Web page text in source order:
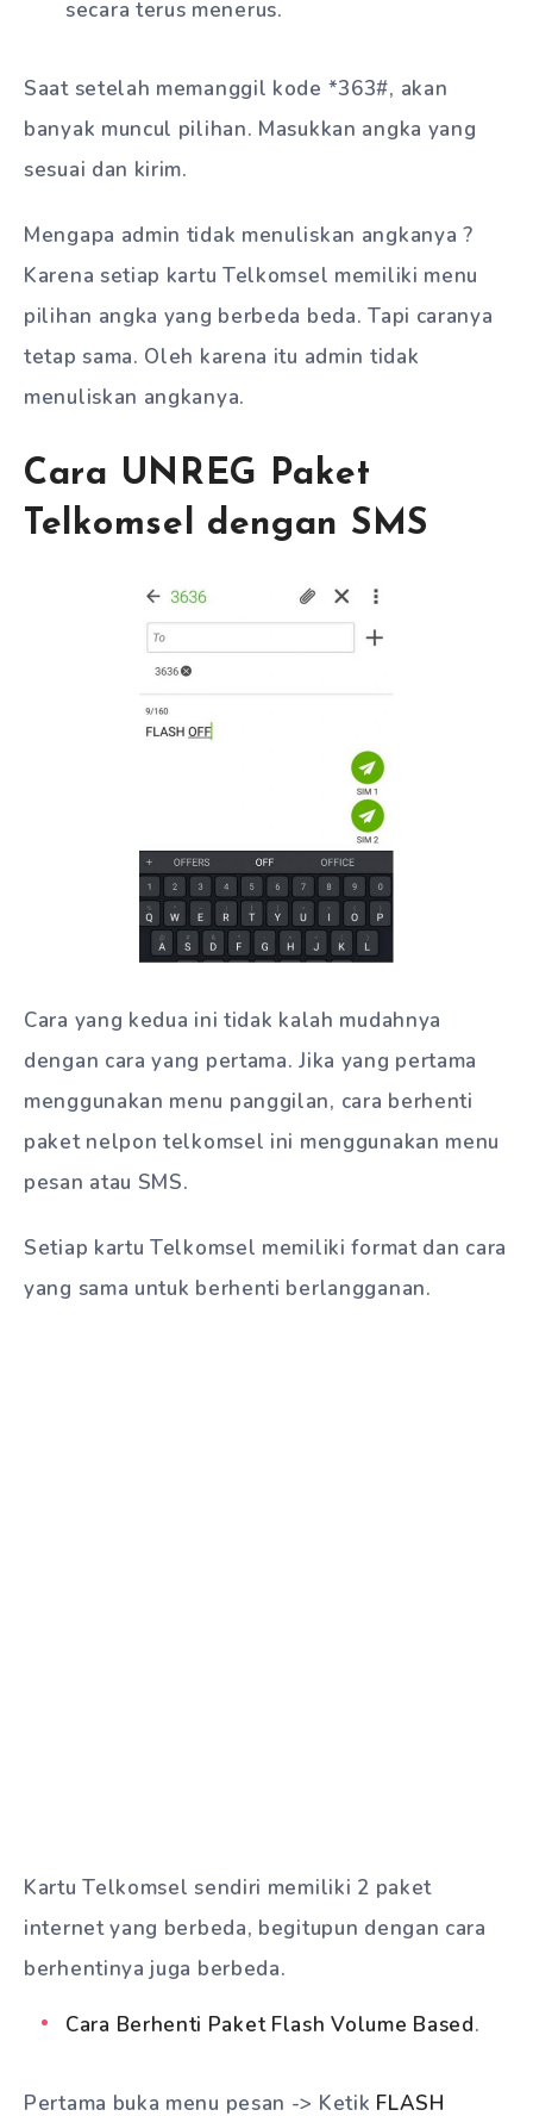
secara terus menerus.
Saat setelah memanggil kode *363#, akan
banyak muncul pilihan. Masukkan angka yang
sesuai dan kirim.
Mengapa admin tidak menuliskan angkanya ?
Karena setiap kartu Telkomsel memiliki menu
pilihan angka yang berbeda beda. Tapi caranya
tetap sama. Oleh karena itu admin tidak
menuliskan angkanya.
Cara UNREG Paket
Telkomsel dengan SMS
Cara yang kedua ini tidak kalah mudahnya
dengan cara yang pertama. Jika yang pertama
menggunakan menu panggilan, cara berhenti
paket nelpon telkomsel ini menggunakan menu
pesan atau SMS.
Setiap kartu Telkomsel memiliki format dan cara
yang sama untuk berhenti berlangganan.
Kartu Telkomsel sendiri memiliki 2 paket
internet yang berbeda, begitupun dengan cara
berhentinya juga berbeda.
Cara Berhenti Paket Flash Volume Based.
Pertama buka menu pesan -> Ketik FLASH